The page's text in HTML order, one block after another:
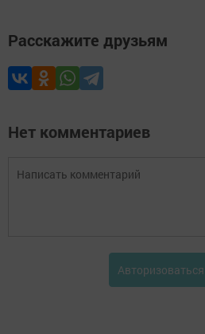
Расскажите друзьям
Нет комментариев
Авторизоваться